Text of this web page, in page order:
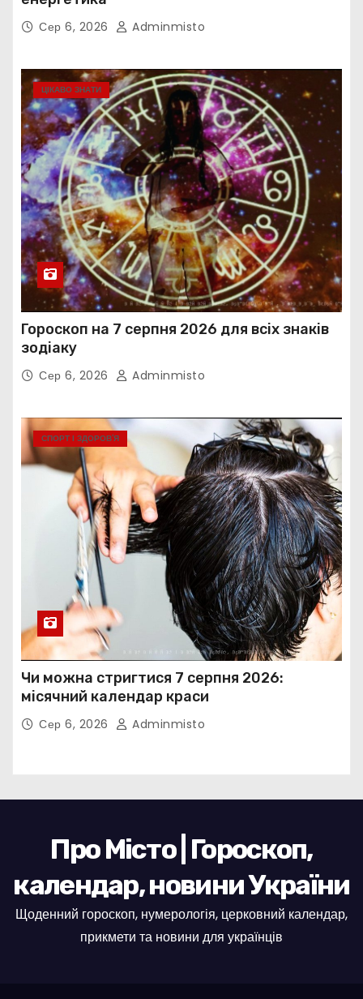
Сер 6, 2026 Adminmisto
ЦІКАВО ЗНАТИ
Гороскоп на 7 серпня 2026 для всіх знаків
зодіаку
Сер 6, 2026 Adminmisto
СПОРТ І ЗДОРОВ’Я
Чи можна стригтися 7 серпня 2026:
місячний календар краси
Сер 6, 2026 Adminmisto
Про Місто | Гороскоп,
календар, новини України
Щоденний гороскоп, нумерологія, церковний календар,
прикмети та новини для українців